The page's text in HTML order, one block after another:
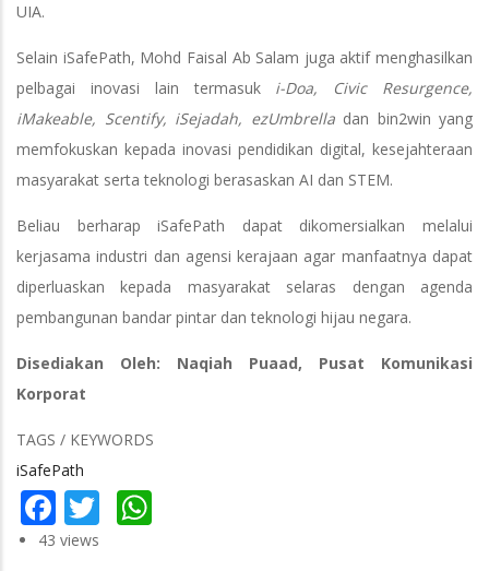
UIA.
Selain iSafePath, Mohd Faisal Ab Salam juga aktif menghasilkan
pelbagai inovasi lain termasuki-Doa, Civic Resurgence,
iMakeable, Scentify, iSejadah, ezUmbrelladan bin2win yang
memfokuskan kepada inovasi pendidikan digital, kesejahteraan
masyarakat serta teknologi berasaskan AI dan STEM.
Beliau berharap iSafePath dapat dikomersialkan melalui
kerjasama industri dan agensi kerajaan agar manfaatnya dapat
diperluaskan kepada masyarakat selaras dengan agenda
pembangunan bandar pintar dan teknologi hijau negara.
Disediakan Oleh: Naqiah Puaad, Pusat Komunikasi
Korporat
TAGS / KEYWORDS
iSafePath
Facebook
Twitter
43 views